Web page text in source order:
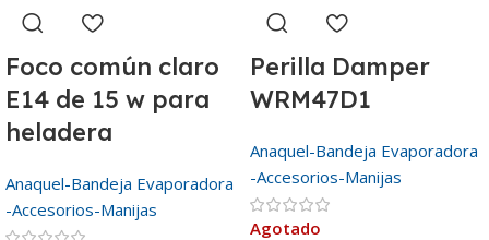
Foco común claro
E14 de 15 w para
heladera
Anaquel-Bandeja Evaporadora
-Accesorios-Manijas
Perilla Damper
WRM47D1
Anaquel-Bandeja Evaporadora
-Accesorios-Manijas
Agotado